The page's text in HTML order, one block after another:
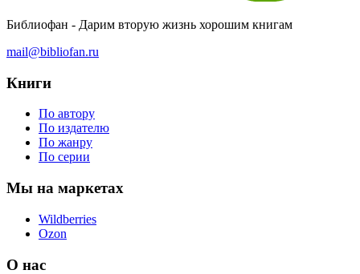
Библиофан - Дарим вторую жизнь хорошим книгам
mail@bibliofan.ru
Книги
По автору
По издателю
По жанру
По серии
Мы на маркетах
Wildberries
Ozon
О нас